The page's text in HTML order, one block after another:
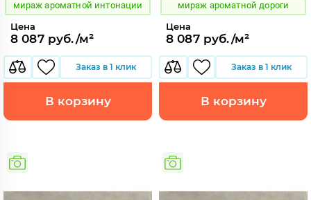
мираж ароматной интонации
Цена
8 087 руб./м²
Заказ в 1 клик
В корзину
мираж ароматной дороги
Цена
8 087 руб./м²
Заказ в 1 клик
В корзину